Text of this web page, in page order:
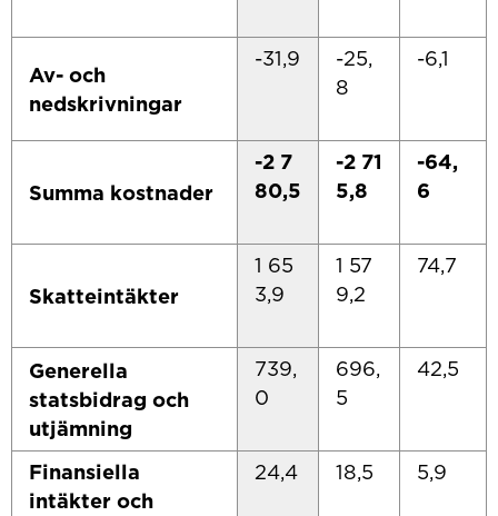
Av- och
nedskrivningar
-31,9
-25,
8
-6,1
Summa kostnader
-2 7
80,5
-2 71
5,8
-64,
6
Skatteintäkter
1 65
3,9
1 57
9,2
74,7
Generella
statsbidrag och
utjämning
739,
0
696,
5
42,5
Finansiella
intäkter och
24,4 18,5 5,9